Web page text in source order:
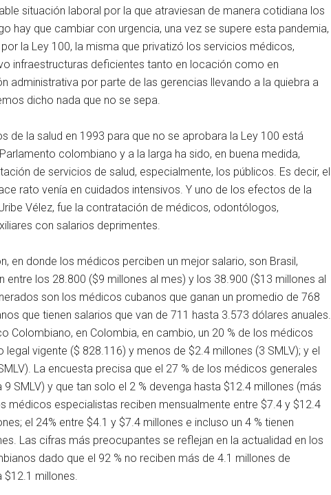
situación laboral por la que atraviesan de manera cotidiana los
hay que cambiar con urgencia, una vez se supere esta pandemia,
la Ley 100, la misma que privatizó los servicios médicos,
infraestructuras deficientes tanto en locación como en
administrativa por parte de las gerencias llevando a la quiebra a
dicho nada que no se sepa.
de la salud en 1993 para que no se aprobara la Ley 100 está
colombiano y a la larga ha sido, en buena medida,
de servicios de salud, especialmente, los públicos. Es decir, el
rato venía en cuidados intensivos. Y uno de los efectos de la
Vélez, fue la contratación de médicos, odontólogos,
con salarios deprimentes.
en donde los médicos perciben un mejor salario, son Brasil,
entre los 28.800 ($9 millones al mes) y los 38.900 ($13 millones al
son los médicos cubanos que ganan un promedio de 768
que tienen salarios que van de 711 hasta 3.573 dólares anuales.
Colombiano, en Colombia, en cambio, un 20 % de los médicos
vigente ($ 828.116) y menos de $2.4 millones (3 SMLV); y el
La encuesta precisa que el 27 % de los médicos generales
SMLV) y que tan solo el 2 % devenga hasta $12.4 millones (más
médicos especialistas reciben mensualmente entre $7.4 y $12.4
el 24% entre $4.1 y $7.4 millones e incluso un 4 % tienen
Las cifras más preocupantes se reflejan en la actualidad en los
dado que el 92 % no reciben más de 4.1 millones de
$12.1 millones.